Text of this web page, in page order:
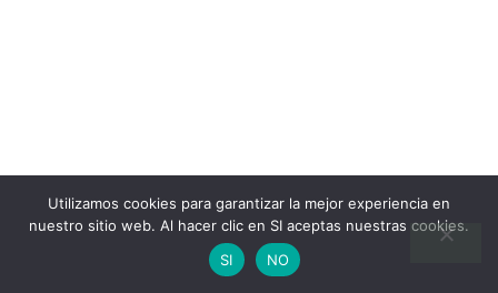
Utilizamos cookies para garantizar la mejor experiencia en
nuestro sitio web. Al hacer clic en SI aceptas nuestras cookies.
SI
NO